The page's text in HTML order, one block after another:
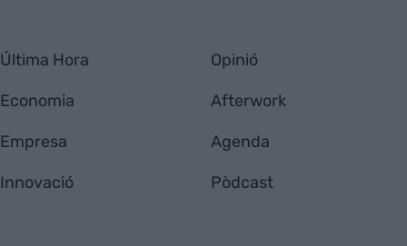
Última Hora
Economia
Empresa
Innovació
Opinió
Afterwork
Agenda
Pòdcast